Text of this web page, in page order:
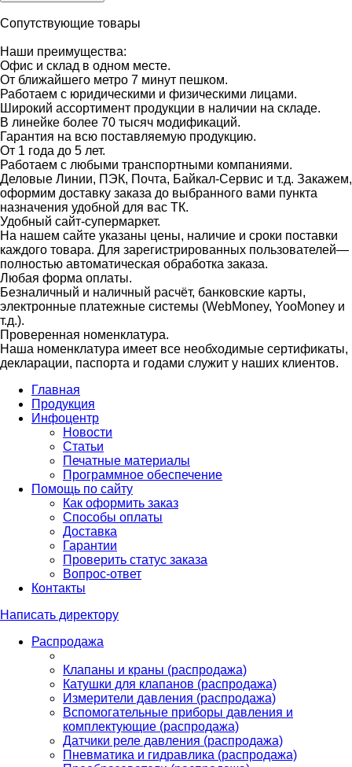
Сопутствующие товары
Наши преимущества:
Офис и склад в одном месте.
От ближайшего метро 7 минут пешком.
Работаем с юридическими и физическими лицами.
Широкий ассортимент продукции в наличии на складе.
В линейке более 70 тысяч модификаций.
Гарантия на всю поставляемую продукцию.
От 1 года до 5 лет.
Работаем с любыми транспортными компаниями.
Деловые Линии, ПЭК, Почта, Байкал-Сервис и т.д. Закажем,
оформим доставку заказа до выбранного вами пункта
назначения удобной для вас ТК.
Удобный сайт-супермаркет.
На нашем сайте указаны цены, наличие и сроки поставки
каждого товара. Для зарегистрированных пользователей—
полностью автоматическая обработка заказа.
Любая форма оплаты.
Безналичный и наличный расчёт, банковские карты,
электронные платежные системы (WebMoney, YooMoney и
т.д.).
Проверенная номенклатура.
Наша номенклатура имеет все необходимые сертификаты,
декларации, паспорта и годами служит у наших клиентов.
Главная
Продукция
Инфоцентр
Новости
Статьи
Печатные материалы
Программное обеспечение
Помощь по сайту
Как оформить заказ
Способы оплаты
Доставка
Гарантии
Проверить статус заказа
Вопрос-ответ
Контакты
Написать директору
Распродажа
Клапаны и краны (распродажа)
Катушки для клапанов (распродажа)
Измерители давления (распродажа)
Вспомогательные приборы давления и
комплектующие (распродажа)
Датчики реле давления (распродажа)
Пневматика и гидравлика (распродажа)